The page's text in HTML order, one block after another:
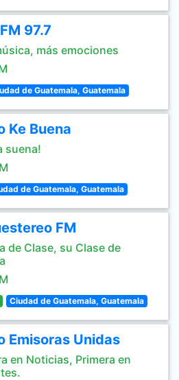
97.7
más emociones
de Guatemala, Guatemala
Ke Buena
suena!
de Guatemala, Guatemala
FM
de Clase, su Clase de
Ciudad de Guatemala, Guatemala
Emisoras Unidas
en Noticias, Primera en